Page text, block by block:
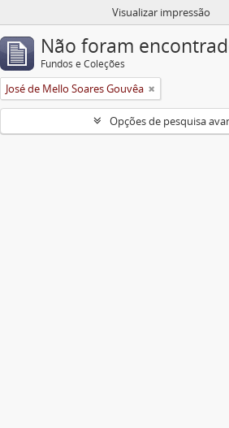
Visualizar impressão
Não foram
Fundos e Coleções
José de Mello Soares Gouvêa
Opções de pesquisa